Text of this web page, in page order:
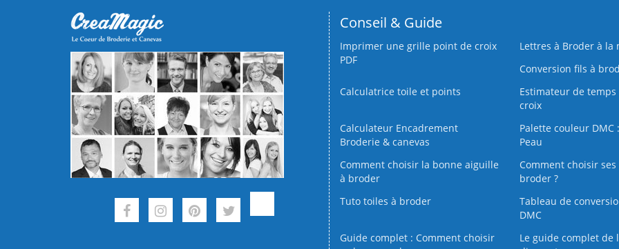
Conseil & Guide
Imprimer une grille point de croix
PDF
Lettres à Broder à la
Conversion fils à
Calculatrice toile et points
Estimateur de temps
croix
Calculateur Encadrement
Broderie & canevas
Palette couleur DMC
Peau
Comment choisir la bonne aiguille
à broder
Comment choisir ses
broder ?
Tuto toiles à broder
Tableau de
DMC
Guide complet : Comment choisir
Le guide complet de